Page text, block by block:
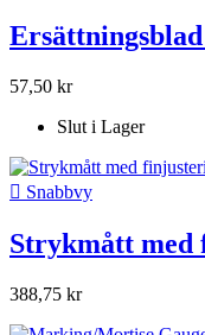
57,50 kr
Slut i Lager
 Snabbvy
Strykmått med
388,75 kr